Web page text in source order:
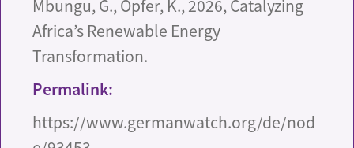
Mbungu, G., Opfer, K., 2026, Catalyzing
Africa’s Renewable Energy
Transformation.
Permalink:
https://www.germanwatch.org/de/nod